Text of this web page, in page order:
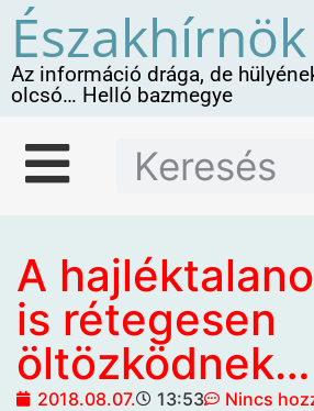
Északhírnök
Az információ drága, de
olcsó… Helló bazmegye
A
is rétegesen
öltözködnek…
2018.08.07. 13:53
Nincs